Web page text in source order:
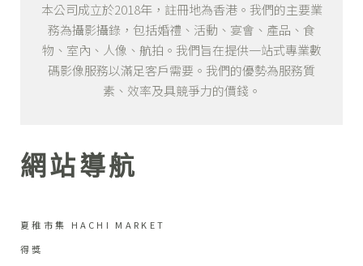
本公司成立於2018年，註冊地為香港。我們的主要業
務為攝影攝錄，包括婚禮、活動、宴會、產品、食
物、室內、人像、航拍。我們旨在提供一站式專業數
碼影像服務以滿足客戶需要。我們的優勢為服務質
素、效率及具競爭力的價錢。
網站導航
夏稚市集 HACHI MARKET
得獎